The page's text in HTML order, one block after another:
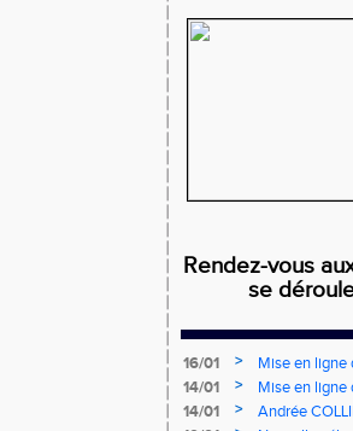
Rendez-vous
se
16/01 >
Mise en ligne
14/01
>
Mise en ligne
14/01
>
Andrée